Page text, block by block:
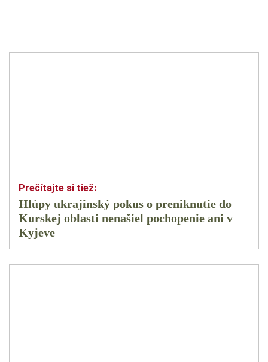
Hlúpy ukrajinský pokus o preniknutie do
Kurskej oblasti nenašiel pochopenie ani v
Kyjeve